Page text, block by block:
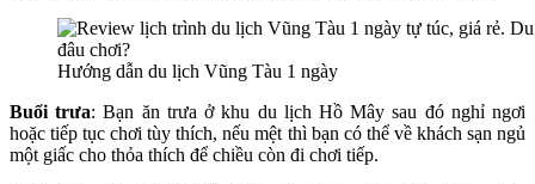
Hướng dẫn du lịch Vũng Tàu 1 ngày
Buổi trưa: Bạn ăn trưa ở khu du lịch Hồ Mây sau đó nghỉ ngơi
hoặc tiếp tục chơi tùy thích, nếu mệt thì bạn có thể về khách sạn ngủ
một giấc cho thỏa thích để chiều còn đi chơi tiếp.